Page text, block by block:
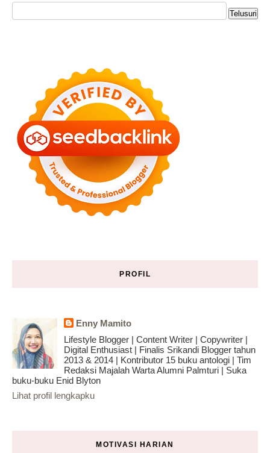
PROFIL
Enny Mamito
Lifestyle Blogger | Content Writer | Copywriter |
Digital Enthusiast | Finalis Srikandi Blogger tahun
2013 & 2014 | Kontributor 15 buku antologi | Tim
Redaksi Majalah Warta Alumni Palmturi | Suka
buku-buku Enid Blyton
Lihat profil lengkapku
MOTIVASI HARIAN